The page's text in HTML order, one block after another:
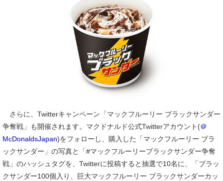
さらに、Twitterキャンペーン「マックフルーリー ブラックサンダー
争奪戦」も開催されます。マクドナルド公式Twitterアカウント(＠
McDonaldsJapan)をフォローし、購入した「マックフルーリー ブラ
ックサンダー」の写真と「#マックフルーリーブラックサンダー争奪
戦」のハッシュタグを、Twitterに投稿すると抽選で10名に、「ブラッ
クサンダー100個入り、巨大マックフルーリー ブラックサンダーカッ